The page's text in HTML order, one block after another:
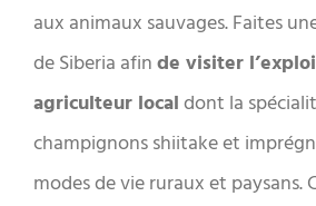
aux animaux sauvages. Faites
de Siberia afin de visiter
agriculteur local dont la
champignons shiitake et
modes de vie ruraux et paysans.